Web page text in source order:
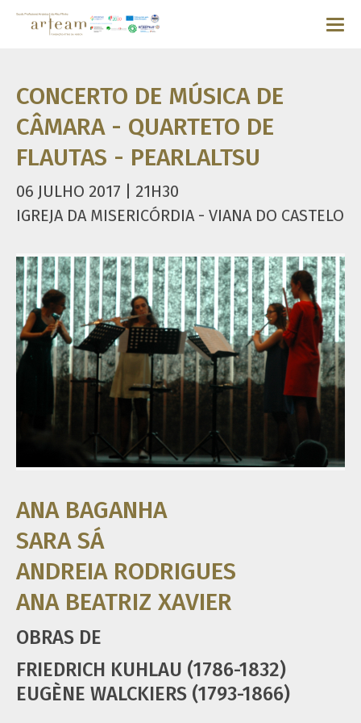
CONCERTO DE MÚSICA DE
CÂMARA - QUARTETO DE
FLAUTAS - PEARLALTSU
06 JULHO 2017 | 21H30
IGREJA DA MISERICÓRDIA - VIANA DO CASTELO
ANA BAGANHA
SARA SÁ
ANDREIA RODRIGUES
ANA BEATRIZ XAVIER
OBRAS DE
FRIEDRICH KUHLAU (1786-1832)
EUGÈNE WALCKIERS (1793-1866)